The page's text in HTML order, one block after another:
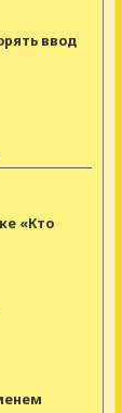
ввод
«Кто